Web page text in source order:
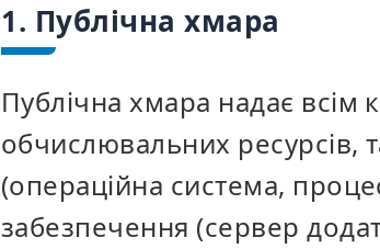
1. Публічна хмара
Публічна хмара надає всім
обчислювальних ресурсів,
(операційна система,
забезпечення (сервер